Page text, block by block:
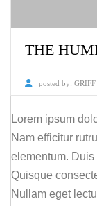
THE
posted by: GRIFF
Lorem ipsum
Nam efficitur
elementum.
Quisque
Nullam eget